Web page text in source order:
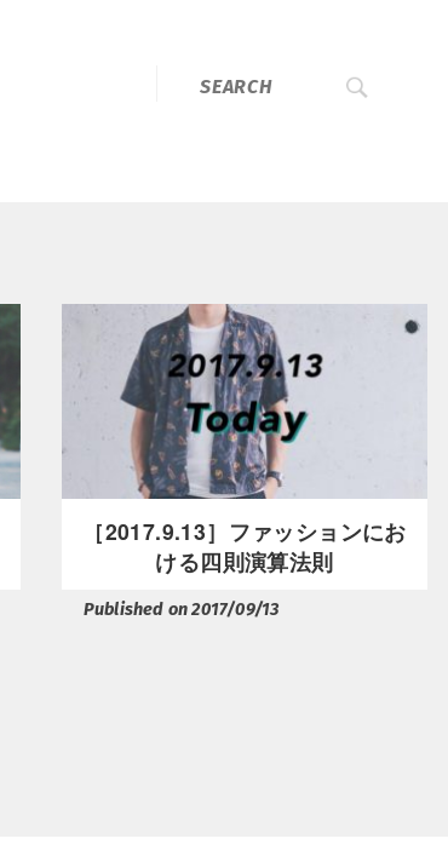
［2017.9.13］ファッションにお
ける四則演算法則
Published on 2017/09/13